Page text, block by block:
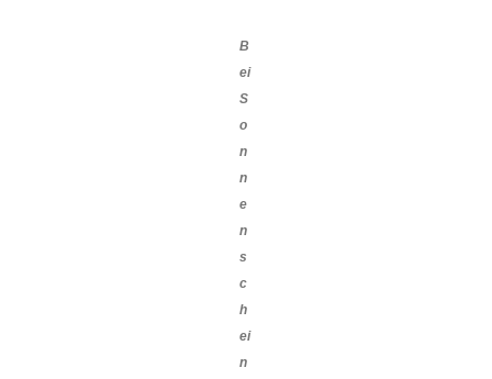
B
ei
S
o
n
n
e
n
s
c
h
ei
n